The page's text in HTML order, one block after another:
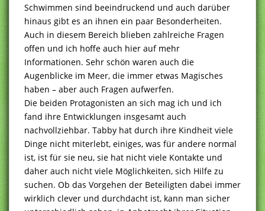
Schwimmen sind beeindruckend und auch darüber
hinaus gibt es an ihnen ein paar Besonderheiten.
Auch in diesem Bereich blieben zahlreiche Fragen
offen und ich hoffe auch hier auf mehr
Informationen. Sehr schön waren auch die
Augenblicke im Meer, die immer etwas Magisches
haben – aber auch Fragen aufwerfen.
Die beiden Protagonisten an sich mag ich und ich
fand ihre Entwicklungen insgesamt auch
nachvollziehbar. Tabby hat durch ihre Kindheit viele
Dinge nicht miterlebt, einiges, was für andere normal
ist, ist für sie neu, sie hat nicht viele Kontakte und
daher auch nicht viele Möglichkeiten, sich Hilfe zu
suchen. Ob das Vorgehen der Beteiligten dabei immer
wirklich clever und durchdacht ist, kann man sicher